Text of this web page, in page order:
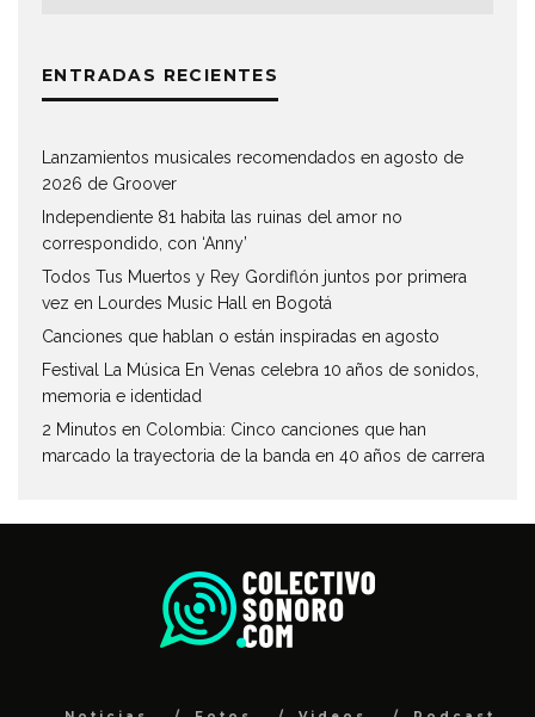
ENTRADAS RECIENTES
Lanzamientos musicales recomendados en agosto de
2026 de Groover
Independiente 81 habita las ruinas del amor no
correspondido, con ‘Anny’
Todos Tus Muertos y Rey Gordiflón juntos por primera
vez en Lourdes Music Hall en Bogotá
Canciones que hablan o están inspiradas en agosto
Festival La Música En Venas celebra 10 años de sonidos,
memoria e identidad
2 Minutos en Colombia: Cinco canciones que han
marcado la trayectoria de la banda en 40 años de carrera